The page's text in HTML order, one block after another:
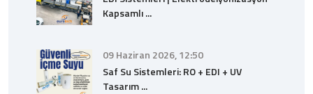
Kapsamlı ...
09 Haziran 2026, 12:50
Saf Su Sistemleri: RO + EDI + UV
Tasarım ...